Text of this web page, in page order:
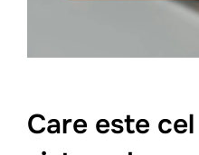
Care este